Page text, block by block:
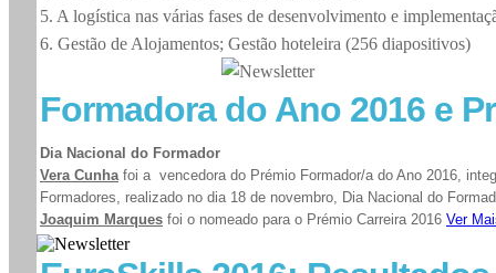
5. A logística nas várias fases de desenvolvimento e
6. Gestão de Alojamentos; Gestão
Formadora do Ano 2016 e
Dia Nacional do Formador
Vera Cunhafoi a vencedora do Prémio Formador/a do Ano 2016,
Formadores, realizado no dia 18 de novembro, Dia Nacional do
Joaquim Marques foi o nomeado para o Prémio Carreira 2016 Ver